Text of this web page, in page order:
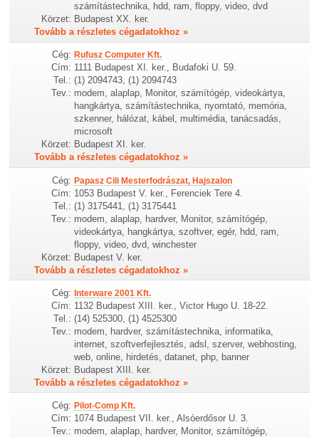
számítástechnika, hdd, ram, floppy, video, dvd
Körzet: Budapest XX. ker.
Tovább a részletes cégadatokhoz »
Cég: Rufusz Computer Kft.
Cím: 1111 Budapest XI. ker., Budafoki U. 59.
Tel.: (1) 2094743, (1) 2094743
Tev.: modem, alaplap, Monitor, számítógép, videokártya,
hangkártya, számítástechnika, nyomtató, memória,
szkenner, hálózat, kábel, multimédia, tanácsadás,
microsoft
Körzet: Budapest XI. ker.
Tovább a részletes cégadatokhoz »
Cég: Papasz Cili Mesterfodrászat, Hajszalon
Cím: 1053 Budapest V. ker., Ferenciek Tere 4.
Tel.: (1) 3175441, (1) 3175441
Tev.: modem, alaplap, hardver, Monitor, számítógép,
videokártya, hangkártya, szoftver, egér, hdd, ram,
floppy, video, dvd, winchester
Körzet: Budapest V. ker.
Tovább a részletes cégadatokhoz »
Cég: Interware 2001 Kft.
Cím: 1132 Budapest XIII. ker., Victor Hugo U. 18-22.
Tel.: (14) 525300, (1) 4525300
Tev.: modem, hardver, számítástechnika, informatika,
internet, szoftverfejlesztés, adsl, szerver, webhosting,
web, online, hirdetés, datanet, php, banner
Körzet: Budapest XIII. ker.
Tovább a részletes cégadatokhoz »
Cég: Pilot-Comp Kft.
Cím: 1074 Budapest VII. ker., Alsóerdősor U. 3.
Tev.: modem, alaplap, hardver, Monitor, számítógép,